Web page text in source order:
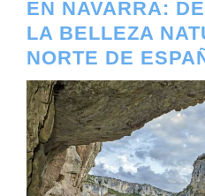
EN NAVARRA:
LA BELLEZA
NORTE DE